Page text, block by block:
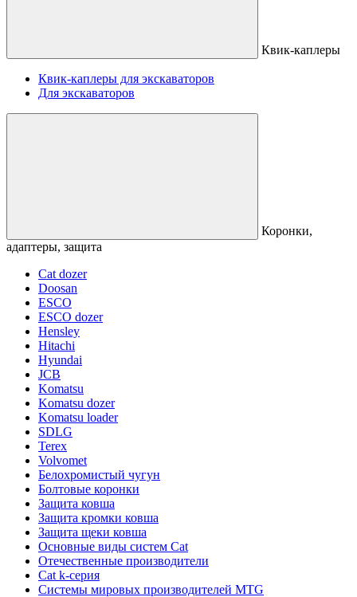
Квик-каплеры
Квик-каплеры для экскаваторов
Для экскаваторов
Коронки,
адаптеры, защита
Cat dozer
Doosan
ESCO
ESCO dozer
Hensley
Hitachi
Hyundai
JCB
Komatsu
Komatsu dozer
Komatsu loader
SDLG
Terex
Volvomet
Белохромистый чугун
Болтовые коронки
Защита ковша
Защита кромки ковша
Защита щеки ковша
Основные виды систем Cat
Отечественные производители
Сat k-серия
Системы мировых производителей MTG